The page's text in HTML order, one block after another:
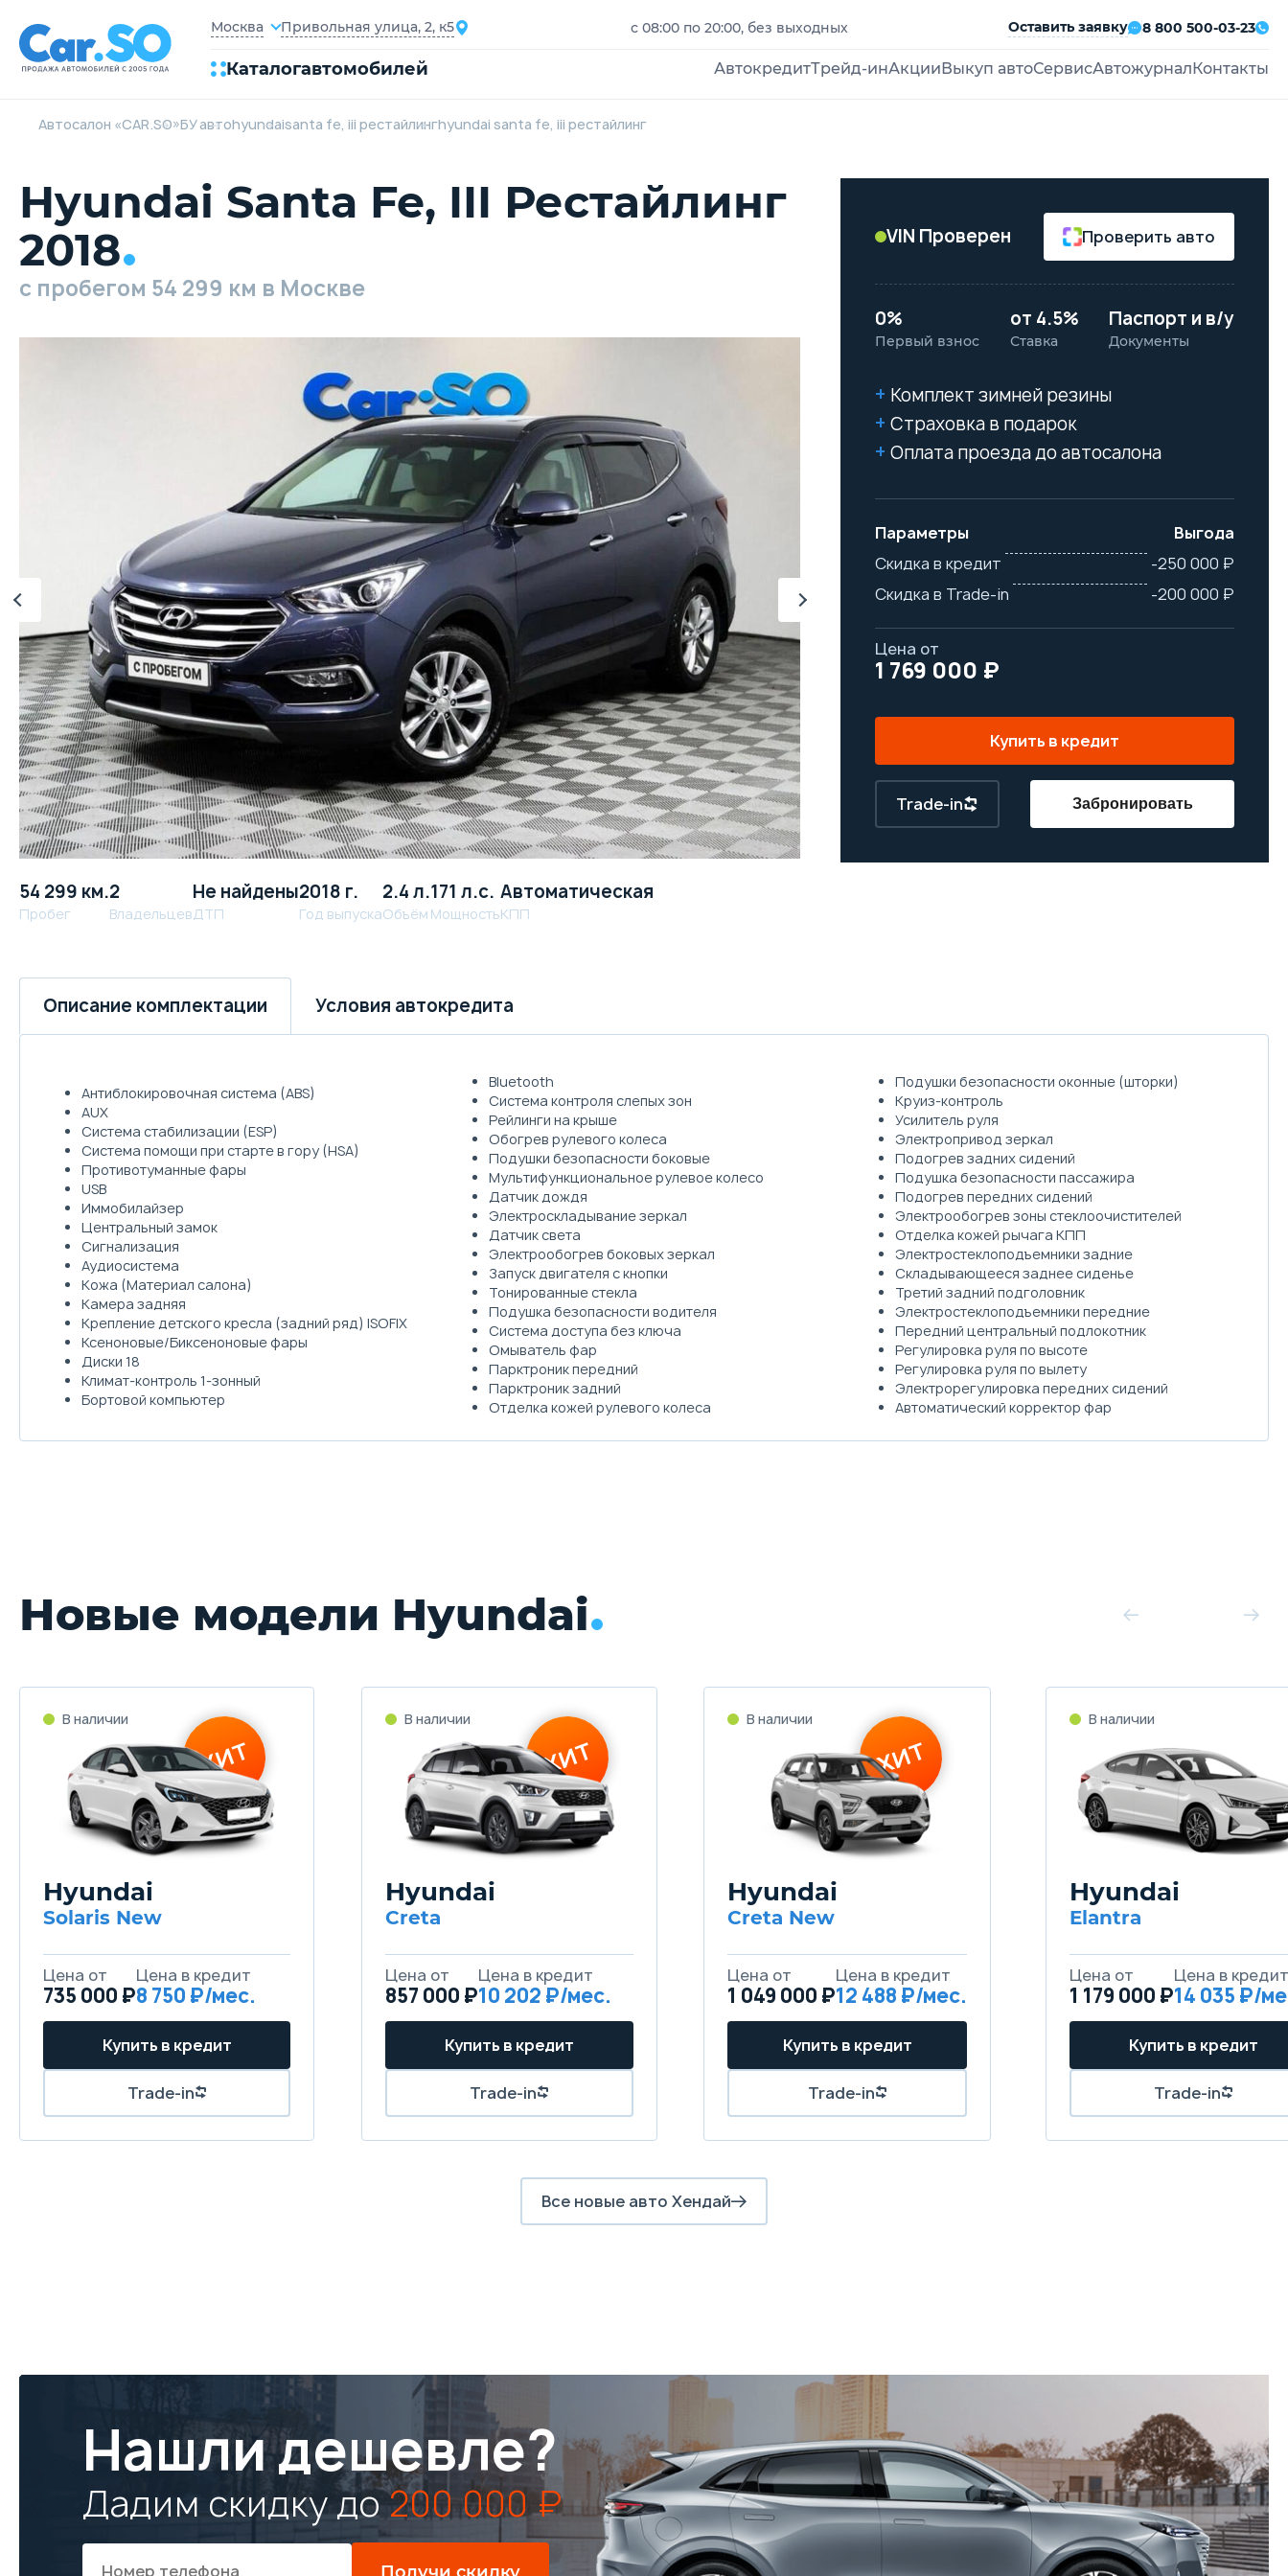
Москва Привольная улица, 2, к5 с 08:00 по 20:00, без выходных Оставить заявку 8 800 500-03-23
Каталогавтомобилей АвтокредитТрейд-инАкции Выкуп автоСервисАвтожурнал Контакты
Автосалон «CAR.SO»БУ автоhyundaisanta fe, iii рестайлингhyundai santa fe, iii рестайлинг
Hyundai Santa Fe, III Рестайлинг
2018
c пробегом 54 299 км в Москве
54 299 км.
Пробег
2
Владельцев
Не найдены
ДТП
2018 г.
Год выпуска
2.4 л.
Объём
171 л.с.
Мощность
Автоматическая
КПП
VIN Проверен Проверить авто
0%
Первый взнос
от 4.5%
Ставка
Паспорт и в/у
Документы
Комплект зимней резины
Страховка в подарок
Оплата проезда до автосалона
Параметры
Выгода
Скидка в кредит
-250 000 ₽
Скидка в Trade-in
-200 000 ₽
Цена от
1 769 000 ₽
Купить в кредит
Trade-in Забронировать
Описание комплектации Условия автокредита
Антиблокировочная система (ABS)
AUX
Система стабилизации (ESP)
Система помощи при старте в гору (HSA)
Противотуманные фары
USB
Иммобилайзер
Центральный замок
Сигнализация
Аудиосистема
Кожа (Материал салона)
Камера задняя
Крепление детского кресла (задний ряд) ISOFIX
Ксеноновые/Биксеноновые фары
Диски 18
Климат-контроль 1-зонный
Бортовой компьютер
Bluetooth
Система контроля слепых зон
Рейлинги на крыше
Обогрев рулевого колеса
Подушки безопасности боковые
Мультифункциональное рулевое колесо
Датчик дождя
Электроскладывание зеркал
Датчик света
Электрообогрев боковых зеркал
Запуск двигателя с кнопки
Тонированные стекла
Подушка безопасности водителя
Система доступа без ключа
Омыватель фар
Парктроник передний
Парктроник задний
Отделка кожей рулевого колеса
Подушки безопасности оконные (шторки)
Круиз-контроль
Усилитель руля
Электропривод зеркал
Подогрев задних сидений
Подушка безопасности пассажира
Подогрев передних сидений
Электрообогрев зоны стеклоочистителей
Отделка кожей рычага КПП
Электростеклоподъемники задние
Складывающееся заднее сиденье
Третий задний подголовник
Электростеклоподъемники передние
Передний центральный подлокотник
Регулировка руля по высоте
Регулировка руля по вылету
Электрорегулировка передних сидений
Автоматический корректор фар
Новые модели Hyundai
Hyundai
Solaris New
735 000 ₽8 750
Hyundai
Creta
857 000 ₽10 202
Hyundai
Creta New
1 049 000 ₽12 488
Hyundai
Elantra
1 179 000 ₽14 035
Все новые авто Хендай
Нашли дешевле?
Дадим скидку до200 000 ₽
Получи скидку